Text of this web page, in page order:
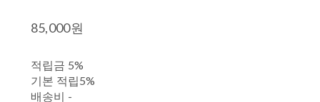
85,000원
적립금 5%
기본 적립5%
배송비 -